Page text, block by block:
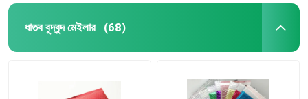
ধাতব বুদ্বুদ মেইলার (68)